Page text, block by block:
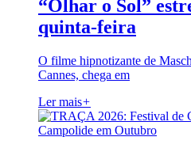
“Olhar o Sol”
quinta-feira
O filme hipnotizante de
Cannes, chega em
Ler mais+